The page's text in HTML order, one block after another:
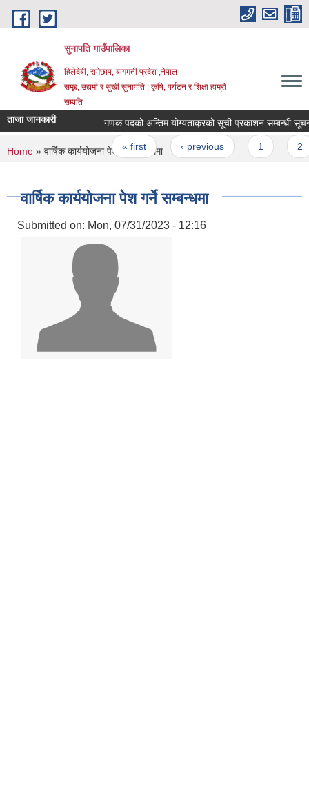
Skip to main content
सुनापति गाउँपालिका
हिलेदेबी, रामेछाप, बागमती प्रदेश ,नेपाल
समृद्द, उद्यमी र सुखी सुनापति : कृषि, पर्यटन र शिक्षा हाम्रो
सम्पति
ताजा जानकारी गणक पदको अन्तिम योग्यताक्रको सूची प्रकाशन सम्बन्धी सूचना
Pages
« first ‹ previous
You are here
Home » वार्षिक कार्ययोजना पेश गर्ने सम्बन्धमा
वार्षिक कार्ययोजना पेश गर्ने सम्बन्धमा
Submitted on: Mon, 07/31/2023 - 12:16